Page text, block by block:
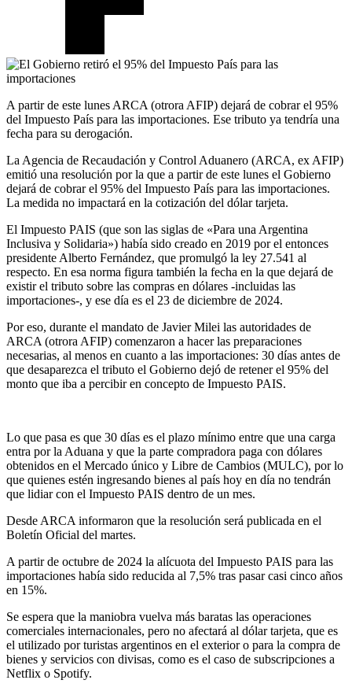
A partir de este lunes ARCA (otrora AFIP) dejará de cobrar el 95%
del Impuesto País para las importaciones. Ese tributo ya tendría una
fecha para su derogación.
La Agencia de Recaudación y Control Aduanero (ARCA, ex AFIP)
emitió una resolución por la que a partir de este lunes el Gobierno
dejará de cobrar el 95% del Impuesto País para las importaciones.
La medida no impactará en la cotización del dólar tarjeta.
El Impuesto PAIS (que son las siglas de «Para una Argentina
Inclusiva y Solidaria») había sido creado en 2019 por el entonces
presidente Alberto Fernández, que promulgó la ley 27.541 al
respecto. En esa norma figura también la fecha en la que dejará de
existir el tributo sobre las compras en dólares -incluidas las
importaciones-, y ese día es el 23 de diciembre de 2024.
Por eso, durante el mandato de Javier Milei las autoridades de
ARCA (otrora AFIP) comenzaron a hacer las preparaciones
necesarias, al menos en cuanto a las importaciones: 30 días antes de
que desaparezca el tributo el Gobierno dejó de retener el 95% del
monto que iba a percibir en concepto de Impuesto PAIS.
Lo que pasa es que 30 días es el plazo mínimo entre que una carga
entra por la Aduana y que la parte compradora paga con dólares
obtenidos en el Mercado único y Libre de Cambios (MULC), por lo
que quienes estén ingresando bienes al país hoy en día no tendrán
que lidiar con el Impuesto PAIS dentro de un mes.
Desde ARCA informaron que la resolución será publicada en el
Boletín Oficial del martes.
A partir de octubre de 2024 la alícuota del Impuesto PAIS para las
importaciones había sido reducida al 7,5% tras pasar casi cinco años
en 15%.
Se espera que la maniobra vuelva más baratas las operaciones
comerciales internacionales, pero no afectará al dólar tarjeta, que es
el utilizado por turistas argentinos en el exterior o para la compra de
bienes y servicios con divisas, como es el caso de subscripciones a
Netflix o Spotify.